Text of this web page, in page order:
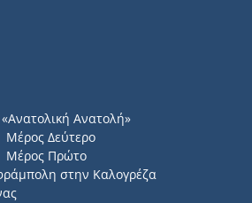
Ανατολή»
Δεύτερο
Μέρος Πρώτο
στην Καλογρέζα